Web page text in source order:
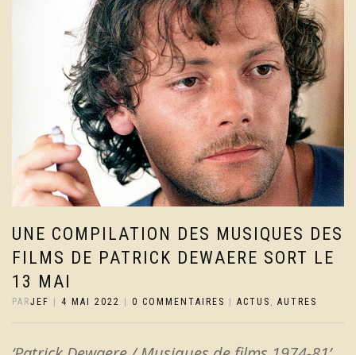
UNE COMPILATION DES MUSIQUES DES
FILMS DE PATRICK DEWAERE SORT LE
13 MAI
PARJEF 4 MAI 2022 0 COMMENTAIRES ACTUS , AUTRES